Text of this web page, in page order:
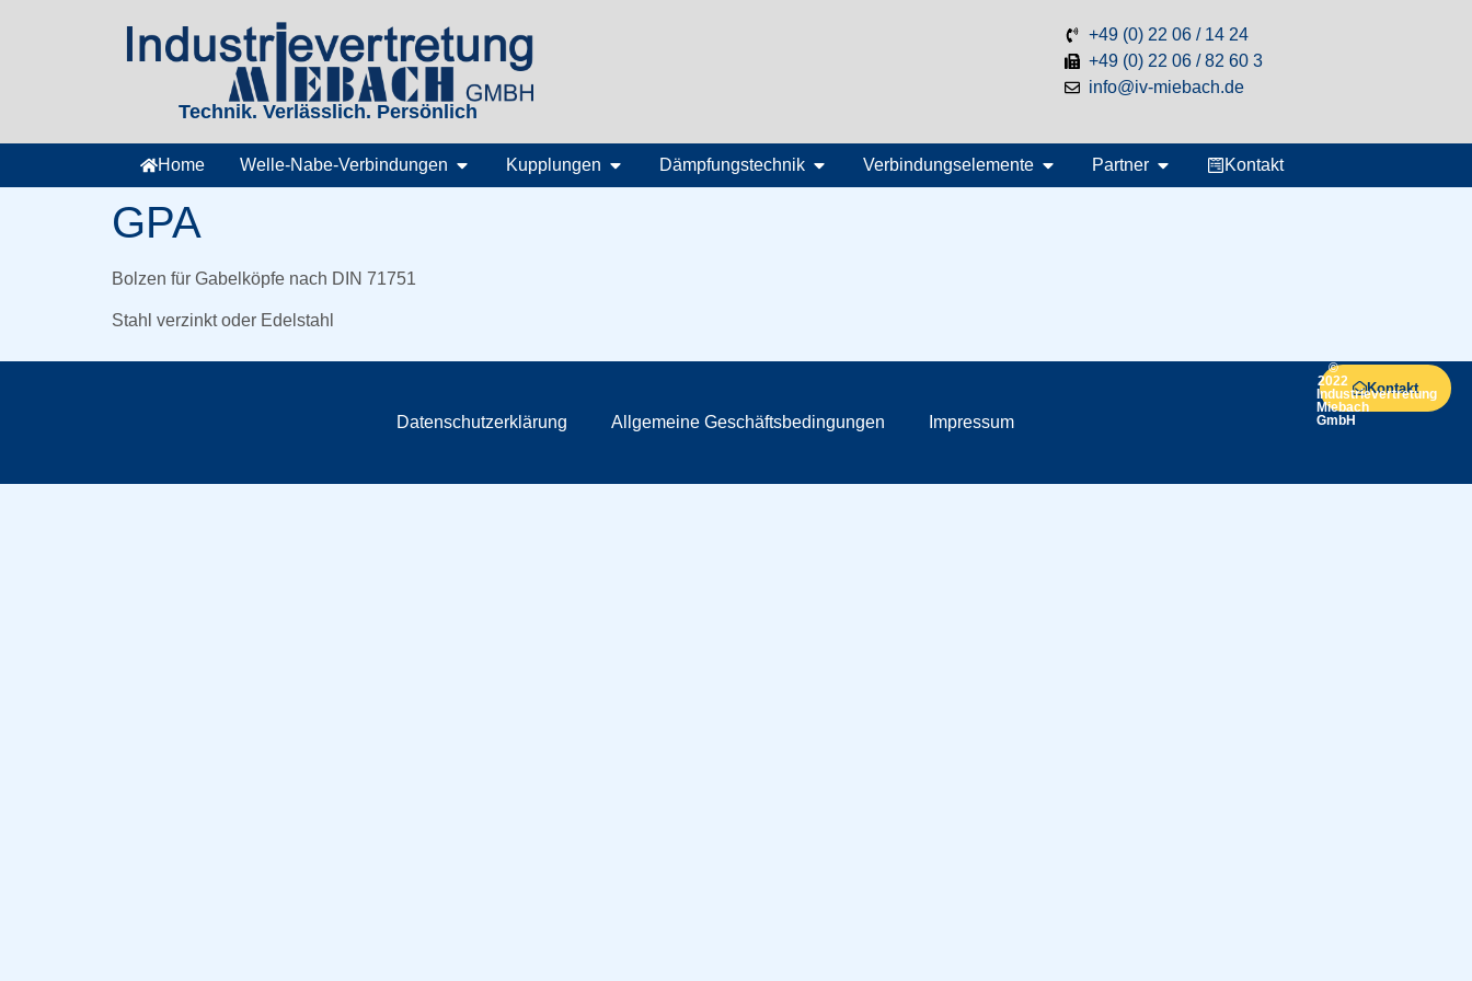
Technik. Verlässlich. Persönlich
+49 (0) 22 06 / 14 24
+49 (0) 22 06 / 82 60 3
info@iv-miebach.de
Home Welle-Nabe-Verbindungen Kupplungen Dämpfungstechnik Verbindungselemente Partner Kontakt
GPA
Bolzen für Gabelköpfe nach DIN 71751
Stahl verzinkt oder Edelstahl
Datenschutzerklärung Allgemeine Geschäftsbedingungen Impressum
Kontakt
©
2022
Industrievertretung
Miebach
GmbH